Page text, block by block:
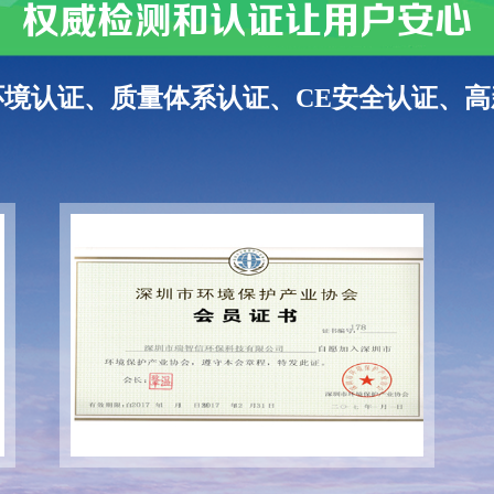
权威检测和认证让用户安心
认证、质量体系认证、CE安全认证、